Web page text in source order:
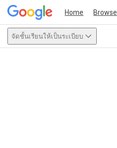
Home Browse
จัดชั้นเรียนให้เป็นระเบียบ